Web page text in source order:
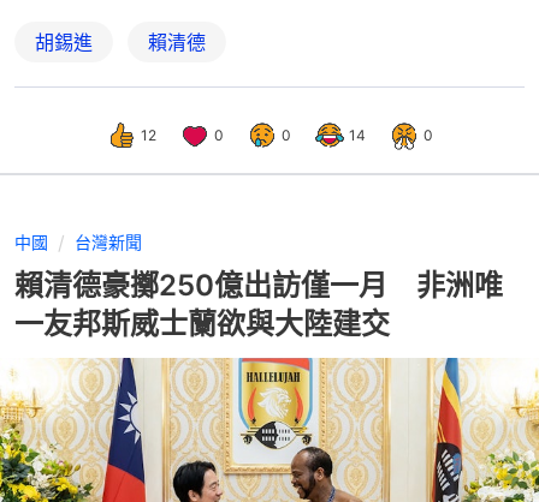
胡錫進 賴清德
12 0 0 14 0
中國 台灣新聞
賴清德豪擲250億出訪僅一月 非洲唯
一友邦斯威士蘭欲與大陸建交